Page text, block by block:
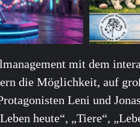
mit dem
die Möglichkeit, auf
Leni und
heute“, „Tiere“,